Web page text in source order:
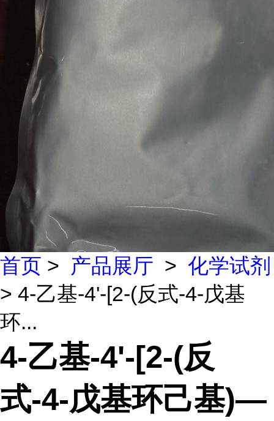
首页 > 产品展厅 > 化学试剂
> 4-乙基-4'-[2-(反式-4-戊基
环...
4-乙基-4'-[2-(反
式-4-戊基环己基)—